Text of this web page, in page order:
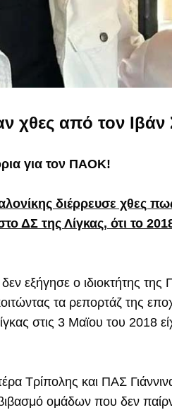
χθες από τον Ιβάν
για τον ΠΑΟΚ!
διέρρευσε χθες
ΔΣ της Λίγκας, ότι το
δεν εξήγησε ο ιδιοκτήτης
τα ρεπορτάζ της
στις 3 Μαϊου του 2018
Τρίπολης και ΠΑΣ
ομάδων που δεν